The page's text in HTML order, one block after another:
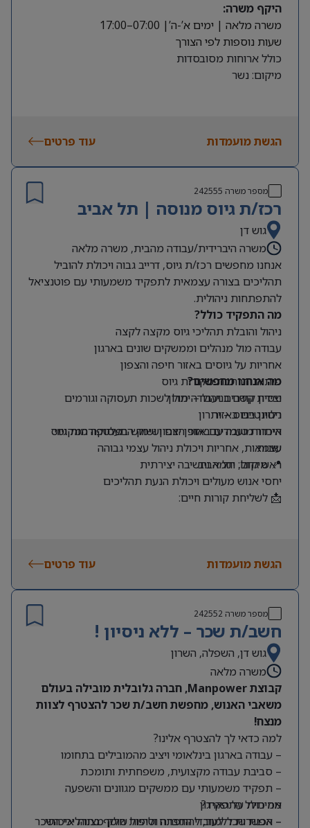
היקף משרה:
משרה מלאה | ימים א’-ה’| 07:00–17:00
שעות נוספות לפי הצורך
כולל ארוחות מסובסדות
מיקום: נשר
הגשת מועמדות עוד פרטים
מספר משרה 242555
רכז/ת גיוס מנוסה | תל אביב
גוש דן
משרה היברידית/עבודה מהבית, משרה מלאה
אנחנו מחפשים רכז/ת גיוס, דרייב גבוה ויכולת להוביל
תהליכים בצורה עצמאית לתפקיד משמעותי עם פוטנציאל
להתפתחות ניהולית.
מה התפקיד כולל?
ניהול והובלת תהליכי גיוס מקצה לקצה
עבודה מול מנהלים וממשקים שונים בארגון
אחריות על גיוסים באזור חיפה והצפון
פיתוח והרחבת מקורות גיוס
יצירת קשרים ועבודה מול לשכות תעסוקה וגורמים
רלוונטיים באזור
איתור מועמדים באופן יזום ושימוש בפלטפורמות גיוס
שונות
מה אנחנו מחפשים?
ניסיון קודם בניהול – יתרון
ניסיון בגיוס – יתרון
היכרות טובה עם אזור הצפון ושוק התעסוקה המקומי
עצמאות, אחריות ויכולת ניהול עצמי גבוהה
ראש גדול, יוזמה וחשיבה יצירתית
יחסי אנוש מעולים ויכולת הנעת תהליכים
📍 מיקום: תל אביב
📩 לשליחת קורות חיים:
הגשת מועמדות עוד פרטים
מספר משרה 242552
חשב/ת שכר – ללא ניסיון !
גוש דן, השפלה, השרון
משרה מלאה
קבוצת Manpower, חברה גלובלית מובילה בעולם
משאבי האנוש, מחפשת חשב/ת שכר להצטרף לצוות
מנצח!
למה כדאי לך להצטרף אלינו?
– עבודה בארגון בינלאומי ויציב מהמובילים בתחומו
– סביבת עבודה מקצועית, משפחתית ותומכת
– תפקיד משמעותי עם ממשקים מגוונים והשפעה
אמיתית על הארגון
– אפשרות ללמוד, להתפתח ולהיות חלק מצוות איכותי
מה כולל התפקיד?
– הכנת שכר לעובדי החברה וטיפול שוטף בתהליכי השכר